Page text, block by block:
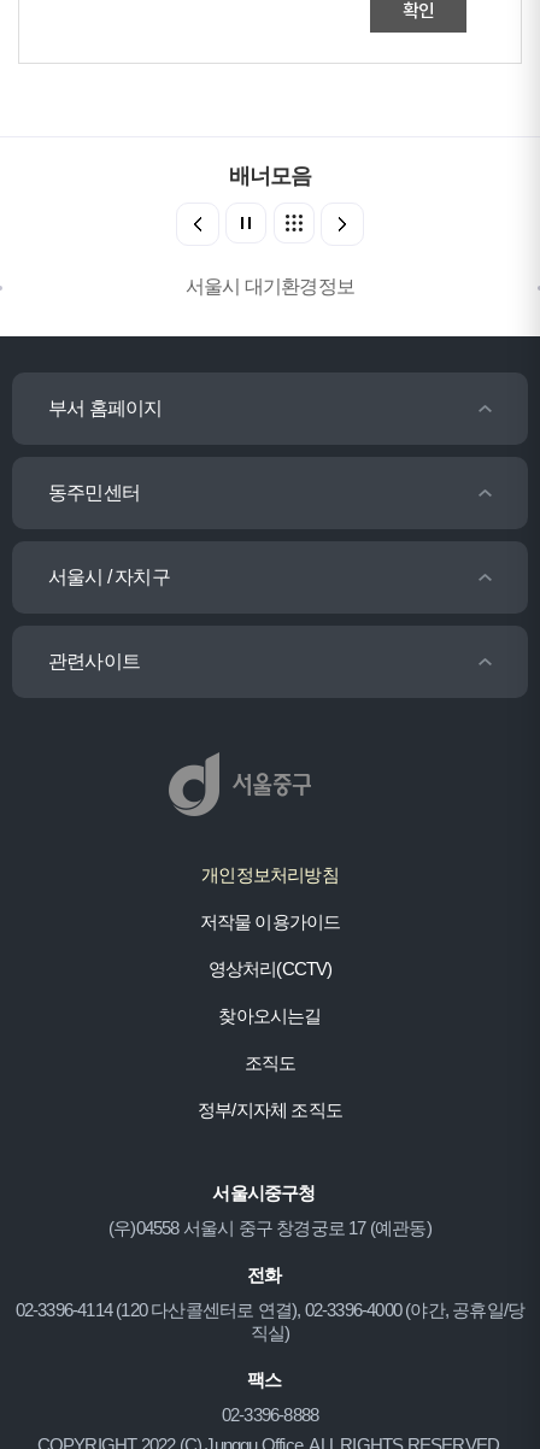
확인
배너모음
서울시 대기환경정보
부서 홈페이지
동주민센터
서울시 / 자치구
관련사이트
개인정보처리방침
저작물 이용가이드
영상처리(CCTV)
찾아오시는길
조직도
정부/지자체 조직도
서울시중구청
(우)04558 서울시 중구 창경궁로 17 (예관동)
전화
02-3396-4114 (120 다산콜센터로 연결), 02-3396-4000 (야간, 공휴일/당
직실)
팩스
02-3396-8888
COPYRIGHT 2022 (C) Junggu Office. ALL RIGHTS RESERVED.